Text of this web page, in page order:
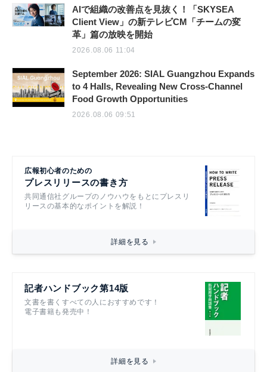
AIで組織の改善点を見抜く！「SKYSEA
Client View」の新テレビCM「チームの変
革」篇の放映を開始
2026.08.06 11:04
September 2026: SIAL Guangzhou Expands
to 4 Halls, Revealing New Cross-Channel
Food Growth Opportunities
2026.08.06 09:51
広報初心者のための
プレスリリースの書き方
共同通信社グループのノウハウをもとにプレスリ
リースの基本的なポイントを解説！
詳細を見る
記者ハンドブック第14版
文書を書くすべての人におすすめです！
電子書籍も発売中！
詳細を見る